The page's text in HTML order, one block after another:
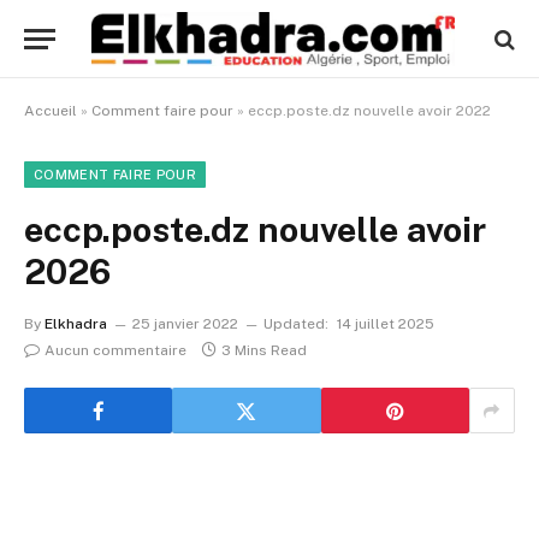
Accueil » Comment faire pour » eccp.poste.dz nouvelle avoir 2022
COMMENT FAIRE POUR
eccp.poste.dz nouvelle avoir
2026
By Elkhadra 25 janvier 2022 Updated: 14 juillet 2025
Aucun commentaire
3 Mins Read